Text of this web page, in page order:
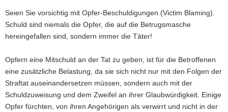
Seien Sie vorsichtig mit Opfer-Beschuldigungen (Victim Blaming).
Schuld sind niemals die Opfer, die auf die Betrugsmasche
hereingefallen sind, sondern immer die Täter!
Opfern eine Mitschuld an der Tat zu geben, ist für die Betroffenen
eine zusätzliche Belastung, da sie sich nicht nur mit den Folgen der
Straftat auseinandersetzen müssen, sondern auch mit der
Schuldzuweisung und dem Zweifel an ihrer Glaubwürdigkeit. Einige
Opfer fürchten, von ihren Angehörigen als verwirrt und nicht in der